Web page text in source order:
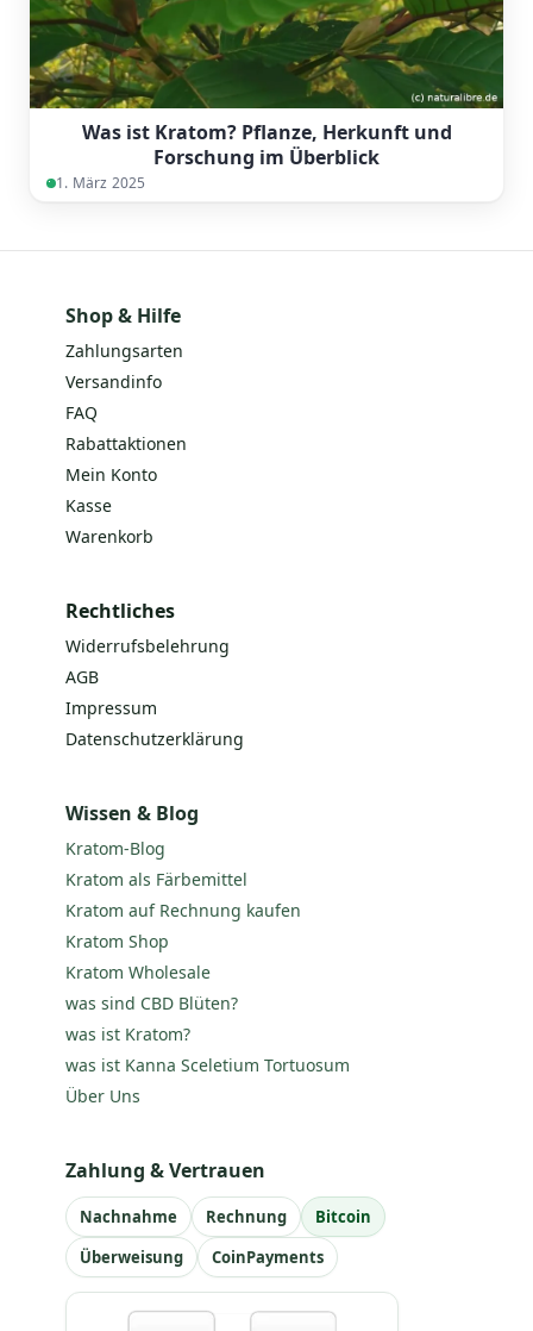
Was ist Kratom? Pflanze, Herkunft und
Forschung im Überblick
1. März 2025
Shop & Hilfe
Zahlungsarten
Versandinfo
FAQ
Rabattaktionen
Mein Konto
Kasse
Warenkorb
Rechtliches
Widerrufsbelehrung
AGB
Impressum
Datenschutzerklärung
Wissen & Blog
Kratom-Blog
Kratom als Färbemittel
Kratom auf Rechnung kaufen
Kratom Shop
Kratom Wholesale
was sind CBD Blüten?
was ist Kratom?
was ist Kanna Sceletium Tortuosum
Über Uns
Zahlung & Vertrauen
Nachnahme Rechnung
Bitcoin
Überweisung
CoinPayments